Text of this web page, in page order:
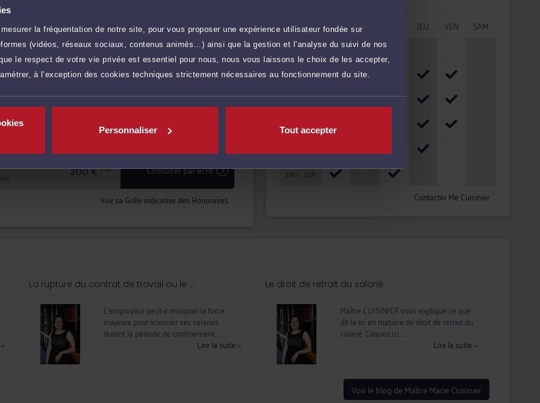
la fréquentation de notre site, pour vous proposer une expérience utilisateur fondée sur
(vidéos, réseaux sociaux, contenus animés…) ainsi que la gestion et l’analyse du suivi de nos
le respect de votre vie privée est essentiel pour nous, nous vous laissons le choix de les accepter,
à l’exception des cookies techniques strictement nécessaires au fonctionnement du site.
Personnaliser Tout accepter
90 €TTC Prendre RDV
90 € TTC Demander un rappel
50 € Poser une question
200 €TTC
Consulter par écrit
Voir sa Grille indicative des Honoraires
HORAIRES LUN MAR JEU VEN
SAM
08h - 10h
10h - 12h
12h - 14h
14h - 16h
18h - 20h
Contacter Me Cuisinier
››
La rupture du contrat de travail ou le ...
L'employeur peut-il invoquer la force
majeure pour licencier ses salariés
durant la période de confinement. ...
Lire la suite››
Le droit de retrait du salarié
Maître CUISINIER vous explique ce que
dit la loi en matière de droit de retrait du
salarié. Cliquez ici ...
Lire la suite››
Voir le blog de Maître Marie Cuisinier